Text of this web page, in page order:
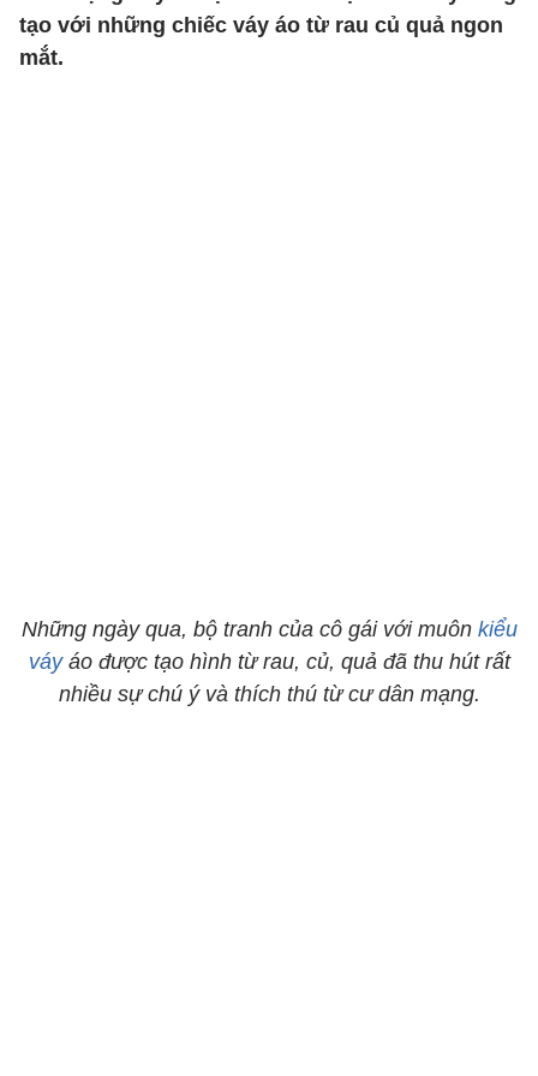
tạo với những chiếc váy áo từ rau củ quả ngon
mắt.
Những ngày qua, bộ tranh của cô gái với muôn kiểu
váyáo được tạo hình từ rau, củ, quả đã thu hút rất
nhiều sự chú ý và thích thú từ cư dân mạng.